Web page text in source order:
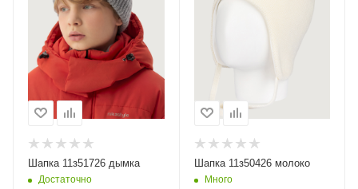
Шапка 11з51726 дымка
Достаточно
Шапка 11з50426 молоко
Много